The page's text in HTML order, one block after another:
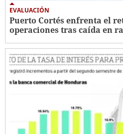
EVALUACIÓN
Puerto Cortés enfrenta el
operaciones tras caída en